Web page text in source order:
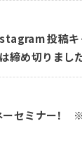
投稿
め切りまし
ーセミナー！